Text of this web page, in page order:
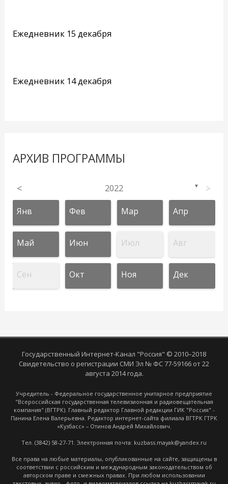
Ежедневник 15 декабря
Ежедневник 14 декабря
АРХИВ ПРОГРАММЫ
< 2022 ▼ >
Янв Фев Мар Апр
Май Июн Июл Авг
Сен Окт Ноя Дек
Государственный Интернет-Канал "Россия" © 2010–2018
Свидетельство о регистрации СМИ Эл № ФС 77-59166 от 22
августа 2014 года.
Учредитель - Федеральное государственное унитарное предприятие
"Всероссийская государственная телевизионная и радиовещательная
компания" (ВГТРК). Главный редактор Главной редакции ГИК "Россия" -
Панина Елена Валерьевна. Редактор интернет-сайта филиала ВГТРК ГТРК
«Кузбасс» – Отинов Андрей Михайлович.
Тел. (3842) 58-27-71. Электронная почта: kuzbass.mayak@yandex.ru
Все права на любые материалы, опубликованные на сайте, защищены в
соответствии с российским и международным законодательством об
авторском праве и смежных правах. При любом использовании